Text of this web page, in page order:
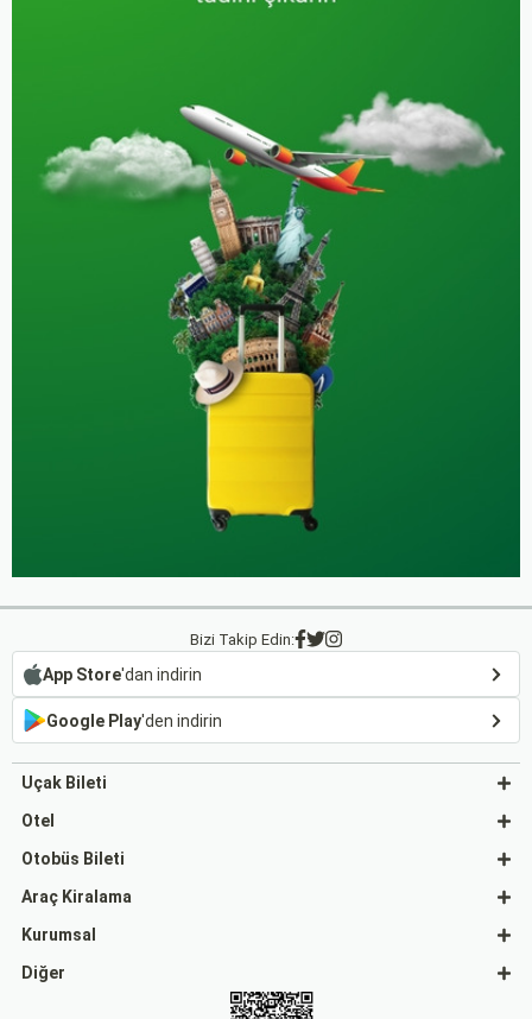
Bizi Takip Edin:
App Store'dan indirin
Google Play'den indirin
Uçak Bileti
Otel
Otobüs Bileti
Araç Kiralama
Kurumsal
Diğer